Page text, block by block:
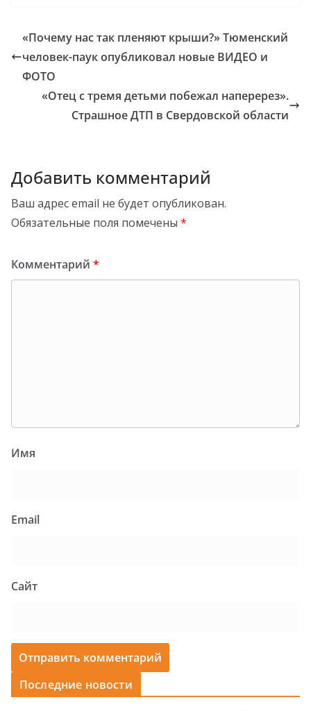
«Почему нас так пленяют крыши?» Тюменский
человек-паук опубликовал новые ВИДЕО и
ФОТО
«Отец с тремя детьми побежал наперерез».
Страшное ДТП в Свердовской области
Добавить комментарий
Ваш адрес email не будет опубликован.
Обязательные поля помечены *
Комментарий *
Имя
Email
Сайт
Последние новости